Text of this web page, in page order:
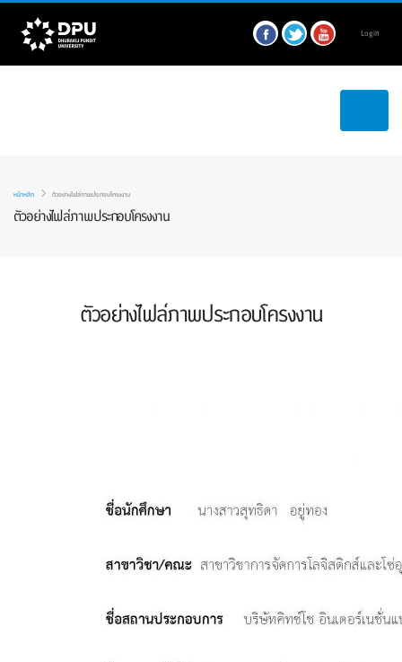
Login
ตัวอย่างไฟล์ภาพประกอบโครงงาน
หน้าหลัก ตัวอย่างไฟล์ภาพประกอบโครงงาน
ตัวอย่างไฟล์ภาพประกอบโครงงาน